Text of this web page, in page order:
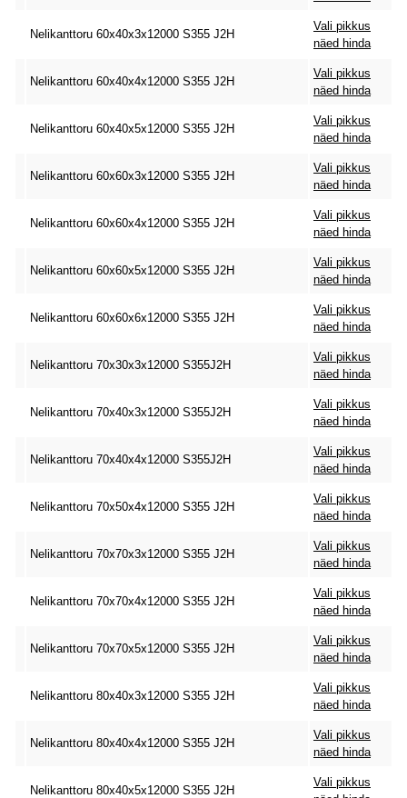
Nelikanttoru 60x40x3x12000 S355 J2H
Vali pikkus
näed hinda
Nelikanttoru 60x40x4x12000 S355 J2H
Vali pikkus
näed hinda
Nelikanttoru 60x40x5x12000 S355 J2H
Vali pikkus
näed hinda
Nelikanttoru 60x60x3x12000 S355 J2H
Vali pikkus
näed hinda
Nelikanttoru 60x60x4x12000 S355 J2H
Vali pikkus
näed hinda
Nelikanttoru 60x60x5x12000 S355 J2H
Vali pikkus
näed hinda
Nelikanttoru 60x60x6x12000 S355 J2H
Vali pikkus
näed hinda
Nelikanttoru 70x30x3x12000 S355J2H
Vali pikkus
näed hinda
Nelikanttoru 70x40x3x12000 S355J2H
Vali pikkus
näed hinda
Nelikanttoru 70x40x4x12000 S355J2H
Vali pikkus
näed hinda
Nelikanttoru 70x50x4x12000 S355 J2H
Vali pikkus
näed hinda
Nelikanttoru 70x70x3x12000 S355 J2H
Vali pikkus
näed hinda
Nelikanttoru 70x70x4x12000 S355 J2H
Vali pikkus
näed hinda
Nelikanttoru 70x70x5x12000 S355 J2H
Vali pikkus
näed hinda
Nelikanttoru 80x40x3x12000 S355 J2H
Vali pikkus
näed hinda
Nelikanttoru 80x40x4x12000 S355 J2H
Vali pikkus
näed hinda
Nelikanttoru 80x40x5x12000 S355 J2H
Vali pikkus